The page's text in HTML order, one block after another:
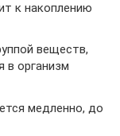
к накоплению
веществ,
в организм
медленно, до